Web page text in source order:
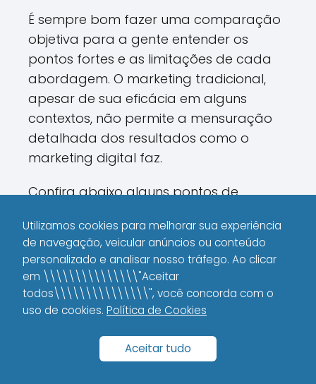
É sempre bom fazer uma comparação
objetiva para a gente entender os
pontos fortes e as limitações de cada
abordagem. O marketing tradicional,
apesar de sua eficácia em alguns
contextos, não permite a mensuração
detalhada dos resultados como o
marketing digital faz.
Confira abaixo alguns pontos de
Medição de resultados:No
marketing digital, ferramentas de
análise permitem ajustes rápidos e
precisos, enquanto o marketing
menos precisas.
Utilizamos cookies para melhorar sua experiência
de navegação, veicular anúncios ou conteúdo
personalizado e analisar nosso tráfego. Ao clicar
em \\\\\\\\\\\\\\\"Aceitar
todos\\\\\\\\\\\\\\\", você concorda com o
uso de cookies. Política de Cookies
Aceitar tudo